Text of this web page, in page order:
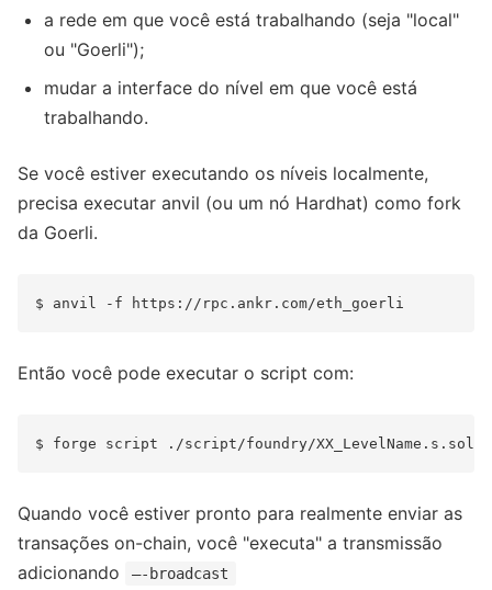
a rede em que você está trabalhando (seja "local"
ou "Goerli");
mudar a interface do nível em que você está
trabalhando.
Se você estiver executando os níveis localmente,
precisa executar anvil (ou um nó Hardhat) como fork
da Goerli.
Então você pode executar o script com:
Quando você estiver pronto para realmente enviar as
transações on-chain, você "executa" a transmissão
adicionando
—-broadcast